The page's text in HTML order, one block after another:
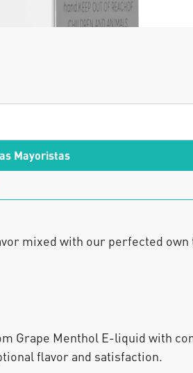
Mayoristas
mixed with our perfected
Grape Menthol E-liquid with
flavor and satisfaction.